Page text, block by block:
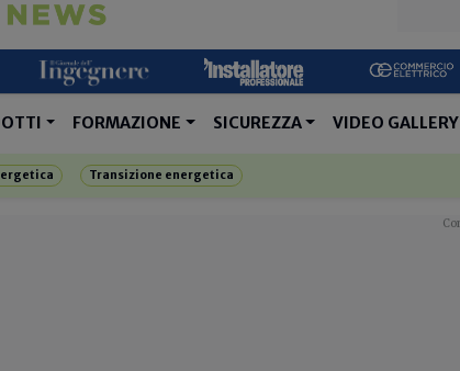
FORMAZIONE SICUREZZA VIDEO GALLERY
Transizione energetica